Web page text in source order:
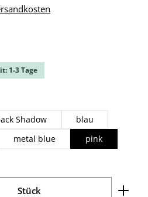
von 0 von 5 Sternen
1-3 Tage
Shadow
blau
metal blue
pink
gewünschten Wert ein
Stück